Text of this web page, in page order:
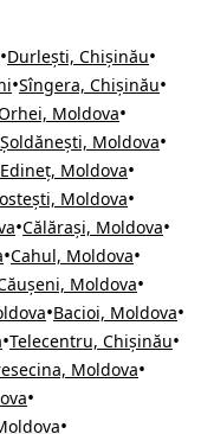
•Durlești, Chișinău•
•Sîngera, Chișinău•
Moldova•
Șoldănești, Moldova•
Edineț, Moldova•
Moldova•
•Călărași, Moldova•
•Cahul, Moldova•
Moldova•
•Bacioi, Moldova•
•Telecentru, Chișinău•
Moldova•
•
•